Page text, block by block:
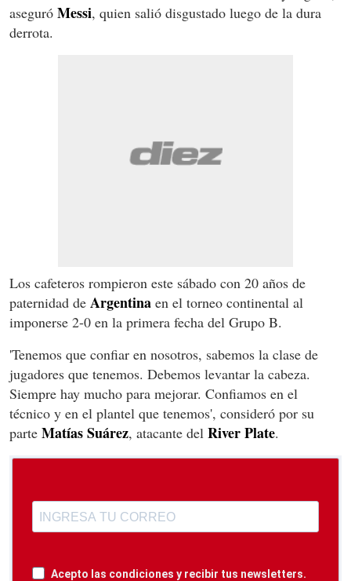
aseguró Messi, quien salió disgustado luego de la dura
derrota.
Los cafeteros rompieron este sábado con 20 años de
paternidad de Argentina en el torneo continental al
imponerse 2-0 en la primera fecha del Grupo B.
'Tenemos que confiar en nosotros, sabemos la clase de
jugadores que tenemos. Debemos levantar la cabeza.
Siempre hay mucho para mejorar. Confiamos en el
técnico y en el plantel que tenemos', consideró por su
parte Matías Suárez, atacante del River Plate.
Acepto las condiciones y recibir tus newsletters.